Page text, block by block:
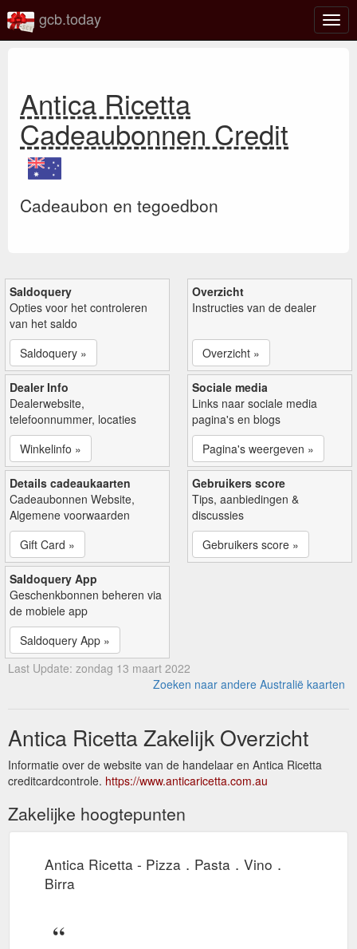
gcb.today
Antica Ricetta
Cadeaubonnen Credit
Cadeaubon en tegoedbon
Saldoquery
Opties voor het controleren
van het saldo
Saldoquery »
Overzicht
Instructies van de dealer
Overzicht »
Dealer Info
Dealerwebsite,
telefoonnummer, locaties
Winkelinfo »
Sociale media
Links naar sociale media
pagina's en blogs
Pagina's weergeven »
Details cadeaukaarten
Cadeaubonnen Website,
Algemene voorwaarden
Gift Card »
Gebruikers score
Tips, aanbiedingen &
discussies
Gebruikers score »
Saldoquery App
Geschenkbonnen beheren via
de mobiele app
Saldoquery App »
Last Update: zondag 13 maart 2022
Zoeken naar andere Australië kaarten
Antica Ricetta Zakelijk Overzicht
Informatie over de website van de handelaar en Antica Ricetta
creditcardcontrole. https://www.anticaricetta.com.au
Zakelijke hoogtepunten
Antica Ricetta - Pizza．Pasta．Vino．
Birra